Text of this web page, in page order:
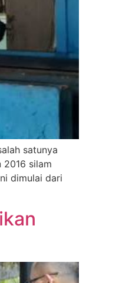
satunya
silam
dimulai dari